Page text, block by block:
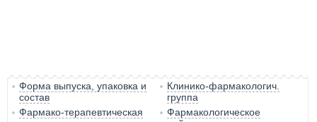
Форма выпуска, упаковка и
состав
Клинико-фармакологич.
группа
Фармако-терапевтическая
Фармакологическое